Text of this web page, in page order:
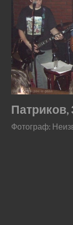
Патриков,
Фотограф: